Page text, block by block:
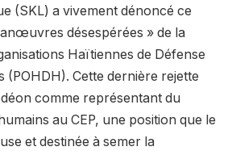
(SKL) a vivement dénoncé ce
désespérées » de la
Haïtiennes de Défense
(POHDH). Cette dernière rejette
comme représentant du
au CEP, une position que le
et destinée à semer la